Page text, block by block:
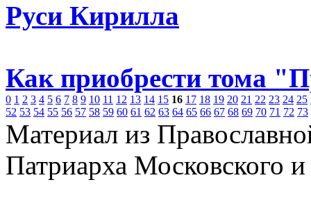
Руси Кирилла
Как приобрести тома
0 1 2 3 4 5 6 7 8 9 10 11 12 13 14 15 16 17 18 19 20 21 22 23 24 25
52 53 54 55 56 57 58 59 60 61 62 63 64 65 66 67 68 69 70 71 72 73
Материал из
Патриарха Московского